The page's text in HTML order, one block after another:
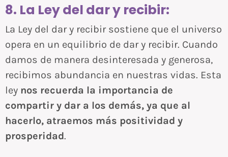
8. La Ley del dar y recibir:
La Ley del dar y recibir sostiene que el universo
opera en un equilibrio de dar y recibir. Cuando
damos de manera desinteresada y generosa,
recibimos abundancia en nuestras vidas. Esta
ley nos recuerda la importancia de
compartir y dar a los demás, ya que al
hacerlo, atraemos más positividad y
prosperidad.